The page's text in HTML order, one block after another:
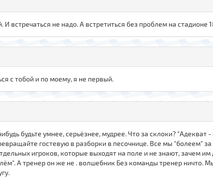
встречаться не надо. А встретиться без проблем на стадионе
с тобой и по моему, я не первый.
будьте умнее, серьёзнее, мудрее. Что за склоки?
гостевую в разборки в песочнице. Все мы "болеем"
игроков, которые выходят на поле и не знают, зачем
А тренер он же не . волшебник Без команды тренер ничто.